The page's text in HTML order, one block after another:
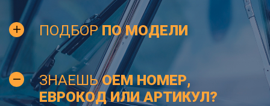
ПОДБОРПО МОДЕЛИ
ЗНАЕШЬOEM НОМЕР,
ЕВРОКОД ИЛИ АРТИКУЛ?